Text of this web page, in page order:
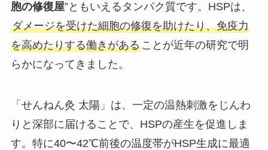
胞の修復屋”ともいえるタンパク質です。HSPは、
ダメージを受けた細胞の修復を助けたり、免疫力
を高めたりする働きがあることが近年の研究で明
らかになってきました。
「せんねん灸 太陽」は、一定の温熱刺激をじんわ
りと深部に届けることで、HSPの産生を促進しま
す。特に40〜42℃前後の温度帯がHSP生成に最適